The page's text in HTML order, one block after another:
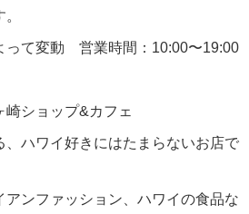
って変動 営業時間：10:00〜19:00
崎ショップ&カフェ
、ハワイ好きにはたまらないお店で
ンファッション、ハワイの食品な